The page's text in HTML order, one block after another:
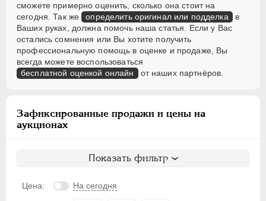
сможете примерно оценить, сколько она стоит на
сегодня. Так же определить оригинал или подделка в
Ваших руках, должна помочь наша статья. Если у Вас
остались сомнения или Вы хотите получить
профессиональную помощь в оценке и продаже, Вы
всегда можете воспользоваться
бесплатной оценкой онлайн от наших партнёров.
Зафиксированные продажи и цены на
аукционах
Показать фильтр
Цена: На сегодня